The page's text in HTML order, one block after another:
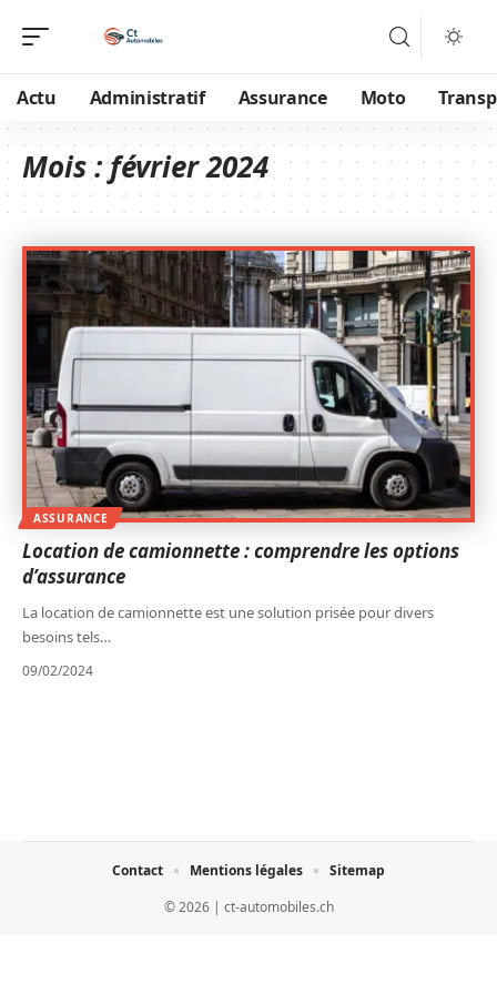
Actu Administratif Assurance Moto
Mois :février 2024
ASSURANCE
Location de camionnette : comprendre les options
d’assurance
La location de camionnette est une solution prisée pour divers
besoins tels…
09/02/2024
© 2026 | ct-automobiles.ch
Contact Mentions légales Sitemap